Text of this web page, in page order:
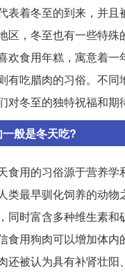
表着冬至的到来，并且
区，冬至也有一些特殊
欢食用年糕，寓意着一
有吃腊肉的习俗。不同
对冬至的独特祝福和期
般是冬天吃?
食用的习俗源于营养学
类最早驯化饲养的动物
同时富含多种维生素和
食用狗肉可以增加体内
还被认为具有补肾壮阳